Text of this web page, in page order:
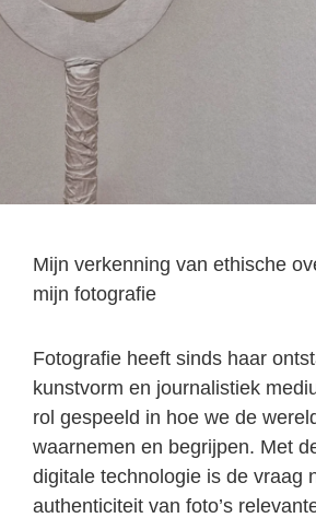
Mijn verkenning van ethische
mijn fotografie
Fotografie heeft sinds haar
kunstvorm en journalistiek
rol gespeeld in hoe we de
waarnemen en begrijpen. Met
digitale technologie is de vraag
authenticiteit van foto’s